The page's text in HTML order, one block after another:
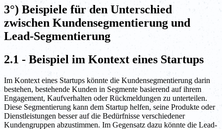
3°) Beispiele für den Unterschied
zwischen Kundensegmentierung und
Lead-Segmentierung
2.1 - Beispiel im Kontext eines Startups
Im Kontext eines Startups könnte die Kundensegmentierung darin
bestehen, bestehende Kunden in Segmente basierend auf ihrem
Engagement, Kaufverhalten oder Rückmeldungen zu unterteilen.
Diese Segmentierung kann dem Startup helfen, seine Produkte oder
Dienstleistungen besser auf die Bedürfnisse verschiedener
Kundengruppen abzustimmen. Im Gegensatz dazu könnte die Lead-